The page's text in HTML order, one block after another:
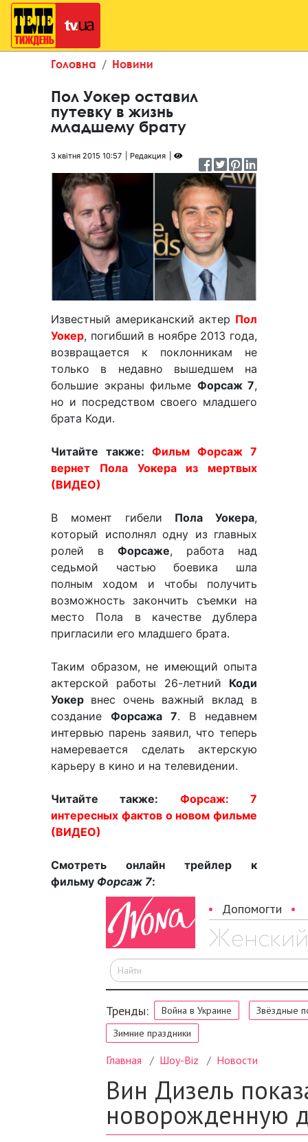
Головна Новини
Пол Уокер оставил
путевку в жизнь
младшему брату
3 квітня 2015 10:57 Редакция
Известный американский актер Пол
Уокер, погибший в ноябре 2013 года,
возвращается к поклонникам не
только в недавно вышедшем на
большие экраны фильме Форсаж 7,
но и посредством своего младшего
брата Коди.
Читайте также: Фильм Форсаж 7
вернет Пола Уокера из мертвых
(ВИДЕО)
В момент гибели Пола Уокера,
который исполнял одну из главных
ролей в Форсаже, работа над
седьмой частью боевика шла
полным ходом и чтобы получить
возможность закончить съемки на
место Пола в качестве дублера
пригласили его младшего брата.
Таким образом, не имеющий опыта
актерской работы 26-летний Коди
Уокер внес очень важный вклад в
создание Форсажа 7. В недавнем
интервью парень заявил, что теперь
намеревается сделать актерскую
карьеру в кино и на телевидении.
Читайте также: Форсаж: 7
интересных фактов о новом фильме
(ВИДЕО)
Смотреть онлайн трейлер к
фильму Форсаж 7: